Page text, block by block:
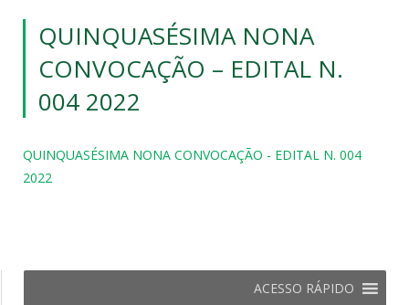
QUINQUASÉSIMA NONA
CONVOCAÇÃO – EDITAL N.
004 2022
QUINQUASÉSIMA NONA CONVOCAÇÃO - EDITAL N. 004
2022
ACESSO RÁPIDO